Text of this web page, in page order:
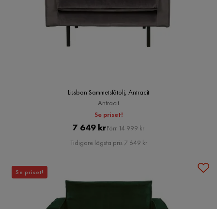
Lissbon Sammetsfåtölj, Antracit
Antracit
Se priset!
Pris
7 649 krOriginal
Pris
Förr 14 999 kr
Tidigare lägsta pris 7 649 kr
Se priset!